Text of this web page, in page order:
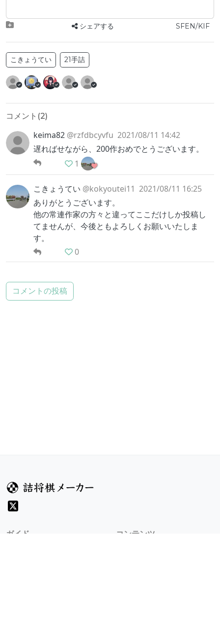
シェアする SFEN/KIF
こきょうてい 21手詰
コメント(2)
keima82 @rzfdbcyvfu 2021/08/11 14:42
遅ればせながら、200作おめでとうございます。
1
こきょうてい @kokyoutei11 2021/08/11 16:25
ありがとうございます。
他の常連作家の方々と違ってここだけしか投稿し
てませんが、今後ともよろしくお願いいたしま
す。
0
コメントの投稿
ガイド
コンテンツ